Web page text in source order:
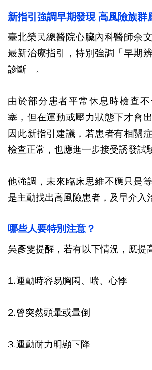
新指引強調早期發現 高風險族群
臺北榮民總醫院心臟內科醫師余
最新治療指引，特別強調「早期
診斷」。
由於部分患者平常休息時檢查
塞，但在運動或壓力狀態下才會
因此新指引建議，若患者有相關
檢查正常，也應進一步接受誘發試
他強調，未來臨床思維不應只是
是主動找出高風險患者，及早介入
哪些人要特別注意？
吳彥雯提醒，若有以下情況，應提
1.運動時容易胸悶、喘、心悸
2.曾突然頭暈或暈倒
3.運動耐力明顯下降